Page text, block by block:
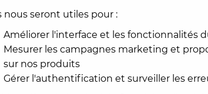
REVÊTEMENT
OUTILLAGE
>FILM MINCE D2 >COLOR ACRYL
PRB
nous seront utiles pour :
Améliorer l'interface et les fonctionnalités
Mesurer les campagnes marketing et
sur nos produits
Gérer l'authentification et surveiller les